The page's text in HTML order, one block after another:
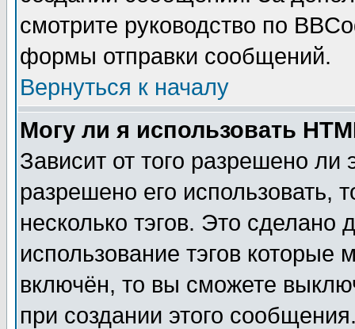
смотрите руководство по
формы отправки сообщений.
Вернуться к началу
Могу ли я использовать
Зависит от того разрешено
разрешено его использовать,
несколько тэгов. Это сделано
использование тэгов
включён, то вы сможете
при создании этого